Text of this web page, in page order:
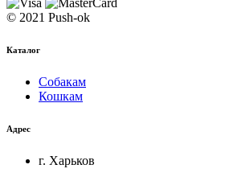
© 2021 Push-ok
Каталог
Собакам
Кошкам
Адрес
г. Харьков